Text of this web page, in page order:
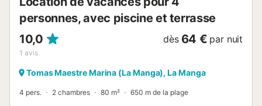
personnes, avec piscine et terrasse
10,0
1 avis
dès 64 € par nuit
Tomas Maestre Marina (La Manga), La Manga
4 pers. 2 chambres 80 m² 650 m de la plage